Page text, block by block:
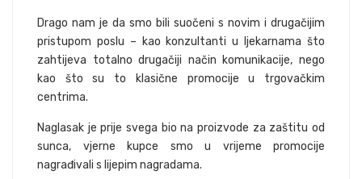
Drago nam je da smo bili suočeni s novim i drugačijim
pristupom poslu – kao konzultanti u ljekarnama što
zahtijeva totalno drugačiji način komunikacije, nego
kao što su to klasične promocije u trgovačkim
centrima.
Naglasak je prije svega bio na proizvode za zaštitu od
sunca, vjerne kupce smo u vrijeme promocije
nagrađivali s lijepim nagradama.